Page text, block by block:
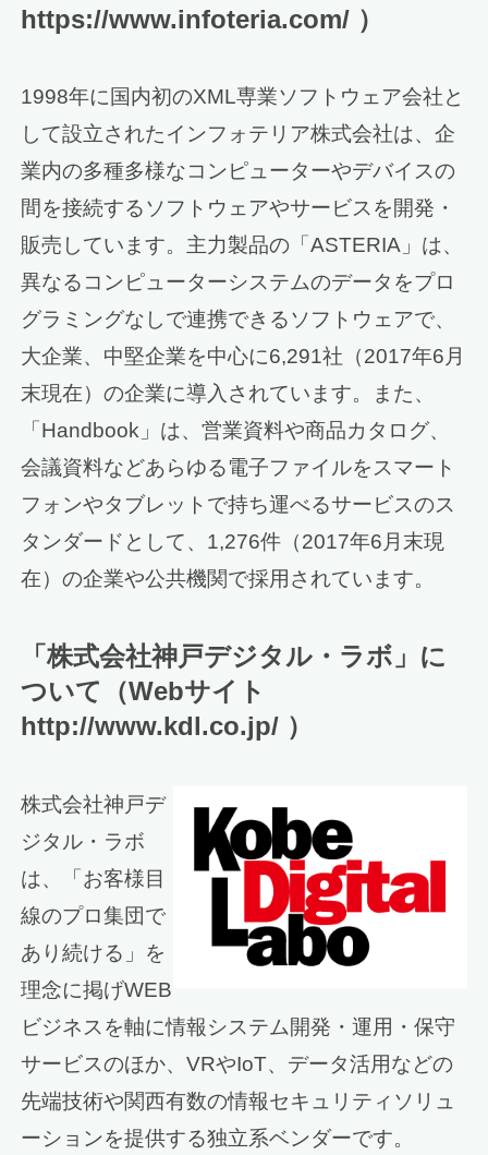
https://www.infoteria.com/ ）
1998年に国内初のXML専業ソフトウェア会社と
して設立されたインフォテリア株式会社は、企
業内の多種多様なコンピューターやデバイスの
間を接続するソフトウェアやサービスを開発・
販売しています。主力製品の「ASTERIA」は、
異なるコンピューターシステムのデータをプロ
グラミングなしで連携できるソフトウェアで、
大企業、中堅企業を中心に6,291社（2017年6月
末現在）の企業に導入されています。また、
「Handbook」は、営業資料や商品カタログ、
会議資料などあらゆる電子ファイルをスマート
フォンやタブレットで持ち運べるサービスのス
タンダードとして、1,276件（2017年6月末現
在）の企業や公共機関で採用されています。
「株式会社神戸デジタル・ラボ」に
ついて（Webサイト
http://www.kdl.co.jp/ ）
株式会社神戸デ
ジタル・ラボ
は、「お客様目
線のプロ集団で
あり続ける」を
理念に掲げWEB
ビジネスを軸に情報システム開発・運用・保守
サービスのほか、VRやIoT、データ活用などの
先端技術や関西有数の情報セキュリティソリュ
ーションを提供する独立系ベンダーです。